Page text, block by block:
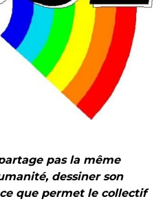
Peter Magyar et son parti
remporté une large victoire,
Viktor Orban,…
pas la même
dessiner son
ce que permet le collectif